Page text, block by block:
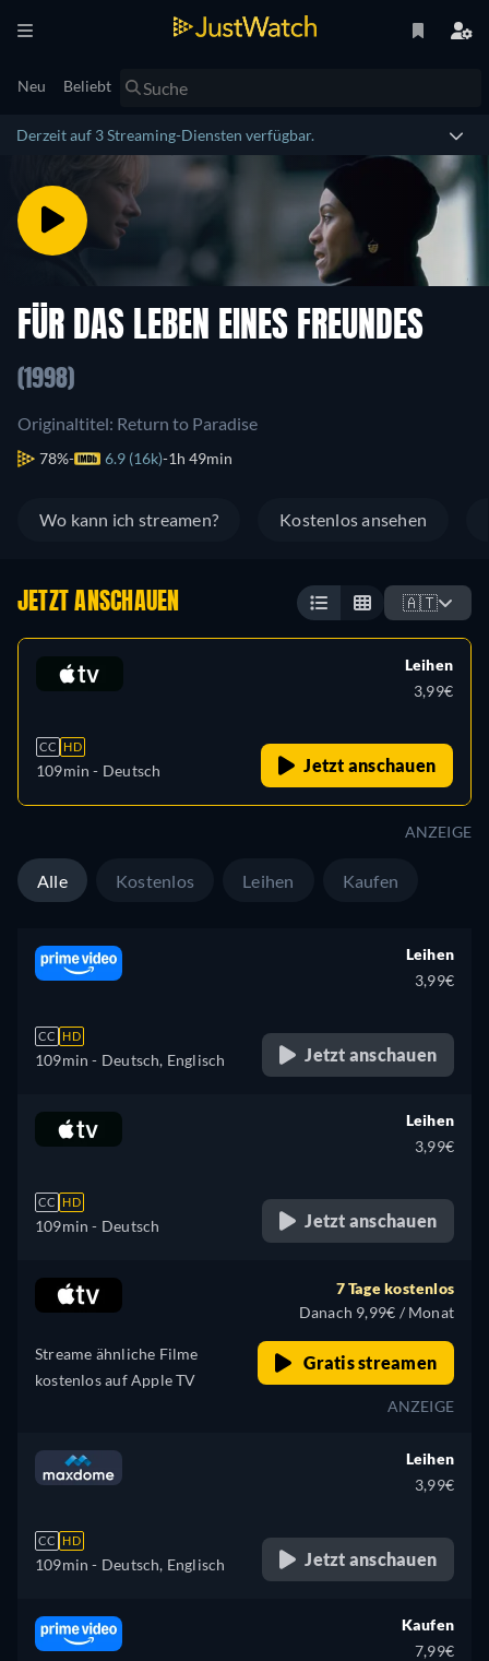
Neu Beliebt
Derzeit auf 3 Streaming-Diensten verfügbar.
FÜR DAS LEBEN EINES FREUNDES
(1998)
Originaltitel: Return to Paradise
78% 6.9 (16k) 1h 49min
Wo kann ich streamen? Kostenlos ansehen
JETZT ANSCHAUEN 🇦🇹
CC HD
109min - Deutsch
Leihen
3,99€
Jetzt anschauen
ANZEIGE
Alle Kostenlos Leihen Kaufen
CC HD
109min - Deutsch, Englisch
Leihen
3,99€
Jetzt anschauen
CC HD
109min - Deutsch
Leihen
3,99€
Jetzt anschauen
Streame ähnliche Filme
kostenlos auf Apple TV
7 Tage kostenlos
Danach 9,99€ / Monat
Gratis streamen
ANZEIGE
CC HD
109min - Deutsch, Englisch
Leihen
3,99€
Jetzt anschauen
Kaufen
7,99€